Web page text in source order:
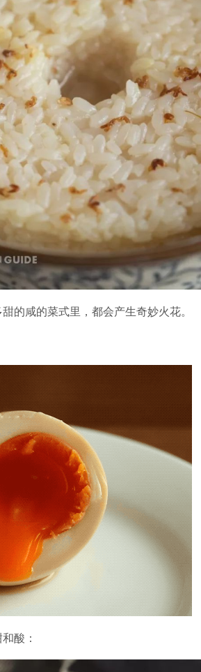
的咸的菜式里，都会产生奇妙火花。
酸：